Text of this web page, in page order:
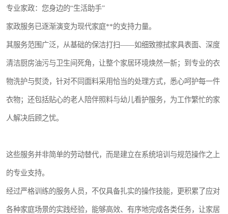
专业家政：您身边的“生活助手”
家政服务已逐渐演变为现代家庭**的支持力量。
其服务范围广泛，从基础的保洁打扫——如细致擦拭家具表面、深度
清洁厨房油污与卫生间死角，让整个家居环境焕然一新；到专业的衣
物洗护与熨烫，针对不同面料采用恰当的处理方式，悉心呵护每一件
衣物；还包括贴心的老人陪伴照料与幼儿看护服务，为工作繁忙的家
人解决后顾之忧。
这些服务并非简单的劳动替代，而是建立在系统培训与规范操作之上
的专业支持。
经过严格训练的服务人员，不仅具备扎实的操作技能，更积累了应对
各种家庭场景的实践经验，能够高效、有序地完成各类任务，让家居